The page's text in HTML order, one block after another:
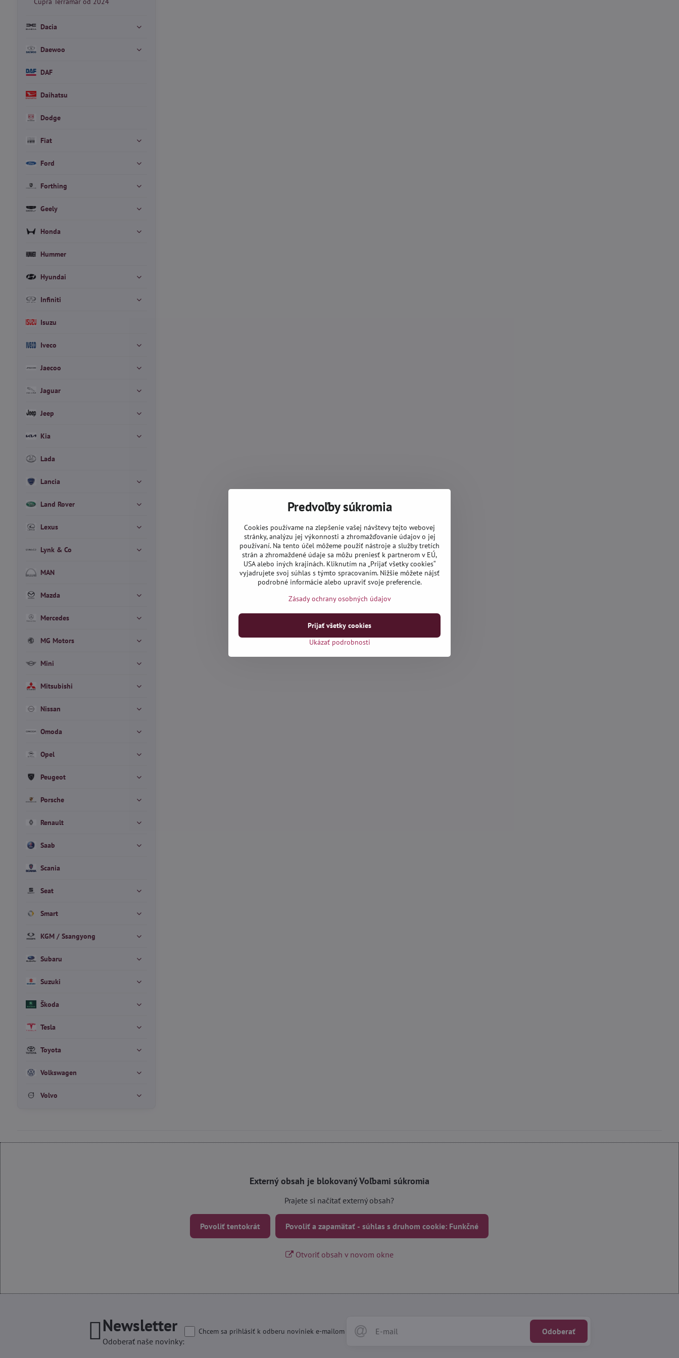
Dacia
Daewoo
DAF
Daihatsu
Dodge
Fiat
Ford
Forthing
Geely
Honda
Hummer
Hyundai
Infiniti
Isuzu
Iveco
Jaecoo
Jaguar
Jeep
Kia
Lada
Lancia
Land Rover
Lexus
Lynk & Co
MAN
Mazda
Mercedes
MG Motors
Mini
Mitsubishi
Nissan
Omoda
Opel
Peugeot
Porsche
Renault
Saab
Scania
Seat
Smart
KGM / Ssangyong
Subaru
Suzuki
Škoda
Tesla
Toyota
Volkswagen
Volvo
Externý obsah je blokovaný Voľbami súkromia
Prajete si načítať externý obsah?
Povoliť tentokrát Povoliť a zapamätať - súhlas s druhom cookie: Funkčné
Otvoriť obsah v novom okne
Newsletter
Odoberať naše novinky:
Odoberať
Chcem sa prihlásiť k odberu noviniek e-mailom
Predvoľby súkromia
Cookies používame na zlepšenie vašej návštevy tejto webovej
stránky, analýzu jej výkonnosti a zhromažďovanie údajov o jej
používaní. Na tento účel môžeme použiť nástroje a služby tretích
strán a zhromaždené údaje sa môžu preniesť k partnerom v EÚ,
USA alebo iných krajinách. Kliknutím na „Prijať všetky cookies“
vyjadrujete svoj súhlas s týmto spracovaním. Nižšie môžete nájsť
podrobné informácie alebo upraviť svoje preferencie.
Zásady ochrany osobných údajov
Ukázať podrobnosti
Prijať všetky cookies